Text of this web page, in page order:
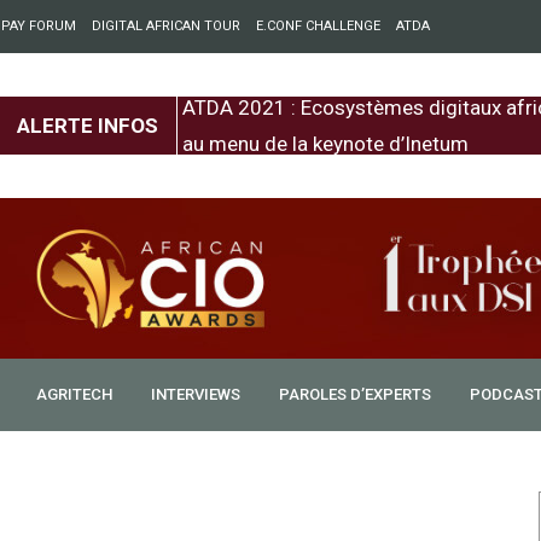
FORUM DIGITAL AFRICAN TOUR E.CONF CHALLENGE ATDA
ALERTE INFOS
ATDA 2021 : Ecosystèmes digitaux
au menu de la keynote d’Inetum
AGRITECH INTERVIEWS PAROLES D’EXPERTS